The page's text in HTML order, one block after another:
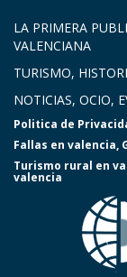
LA PRIMERA
VALENCIANA
TURISMO,
NOTICIAS, OCIO,
Politica de
Fallas en valencia,
Turismo rural en
valencia